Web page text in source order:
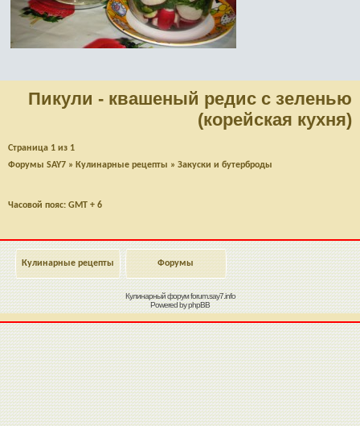
Пикули - квашеный редис с зеленью
(корейская кухня)
Страница 1 из 1
Форумы SAY7 » Кулинарные рецепты » Закуски и бутерброды
Часовой пояс: GMT + 6
Кулинарные рецепты Форумы
Кулинарный форумforum.say7.info
Powered byphpBB